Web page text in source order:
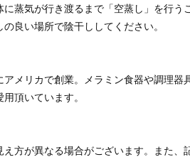
蒸気が行き渡るまで「空蒸し」を行う
良い場所で陰干ししてください。
メリカで創業。メラミン食器や調理器
頂いています。
方が異なる場合がございます。また、